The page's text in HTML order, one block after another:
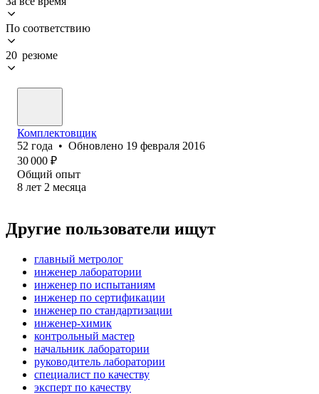
По соответствию
20 резюме
Комплектовщик
52 года • Обновлено 19 февраля 2016
30 000 ₽
Общий опыт
8 лет 2 месяца
Другие пользователи ищут
главный метролог
инженер лаборатории
инженер по испытаниям
инженер по сертификации
инженер по стандартизации
инженер-химик
контрольный мастер
начальник лаборатории
руководитель лаборатории
специалист по качеству
эксперт по качеству